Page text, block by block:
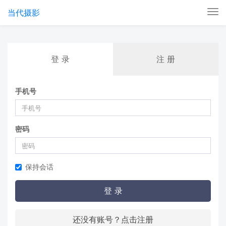
当代摄影
登 录 注 册
手机号
密码
保持会话
登 录
还没有账号？点击注册